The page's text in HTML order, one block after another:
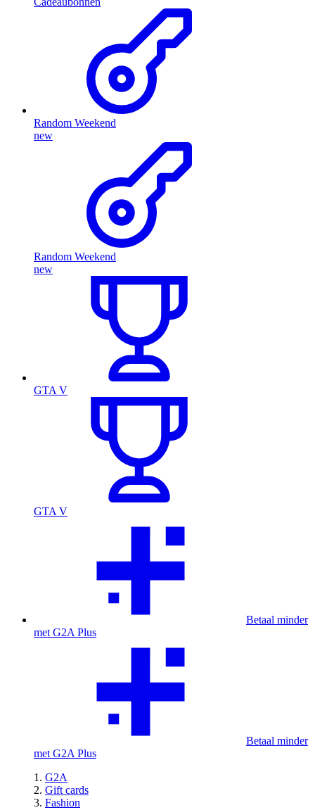
Random Weekend
new
Random Weekend
new
GTA V
GTA V
Betaal minder
met G2A Plus
Betaal minder
met G2A Plus
G2A
Gift cards
Fashion